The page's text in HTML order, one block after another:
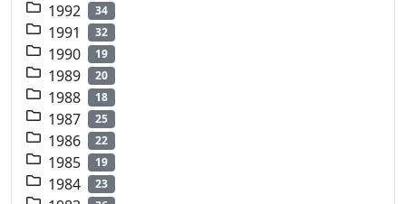
1992 34
1991 32
1990 19
1989 20
1988 18
1987 25
1986 22
1985 19
1984 23